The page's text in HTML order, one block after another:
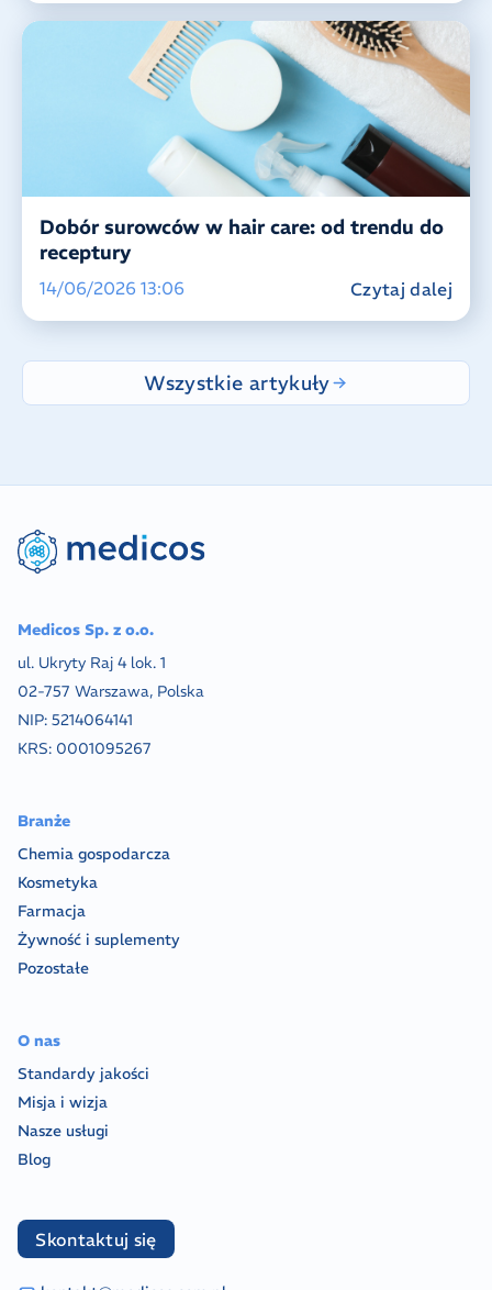
Dobór surowców w hair care: od trendu do
receptury
14/06/2026 13:06 Czytaj dalej
Wszystkie artykuły
Medicos Sp. z o.o.
ul. Ukryty Raj 4 lok. 1
02-757 Warszawa, Polska
NIP: 5214064141
KRS: 0001095267
Branże
Chemia gospodarcza
Kosmetyka
Farmacja
Żywność i suplementy
Pozostałe
O nas
Standardy jakości
Misja i wizja
Nasze usługi
Blog
Skontaktuj się